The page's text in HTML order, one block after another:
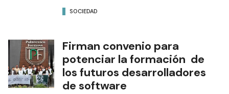
SOCIEDAD
Firman convenio para
potenciar la formación de
los futuros desarrolladores
de software